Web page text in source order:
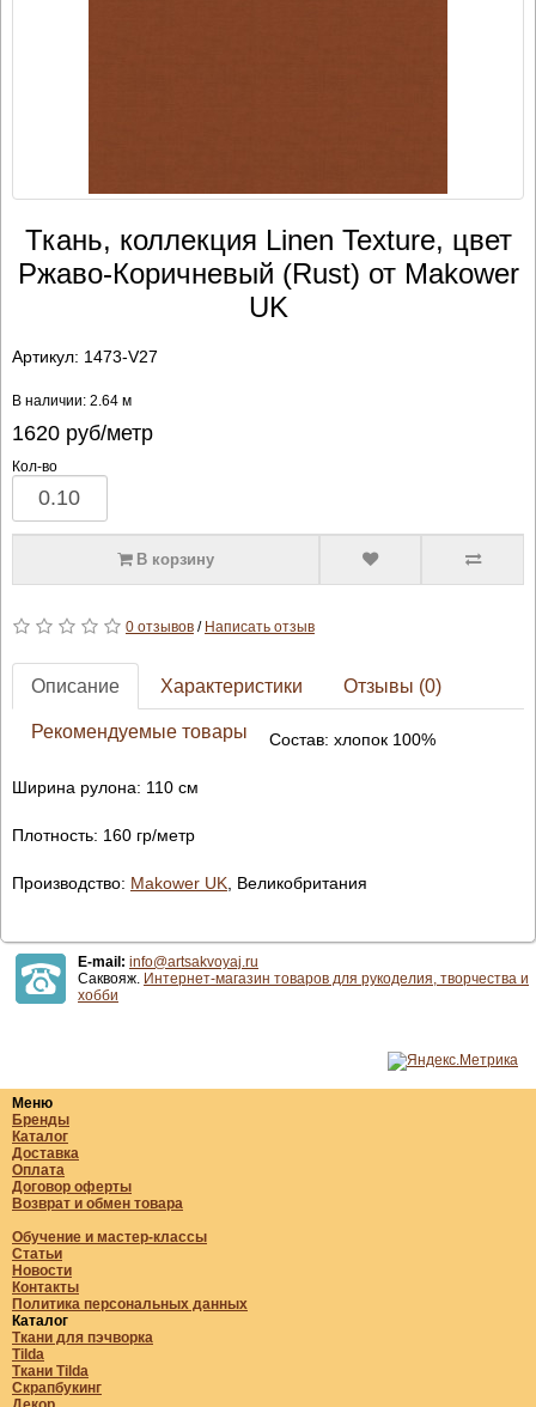
Ткань, коллекция Linen Texture, цвет
Ржаво-Коричневый (Rust) от Makower
UK
Артикул: 1473-V27
В наличии: 2.64 м
1620руб/метр
Кол-во
В корзину
0 отзывов/ Написать отзыв
Описание Характеристики Отзывы (0)
Рекомендуемые товары Состав: хлопок 100%
Ширина рулона: 110 см
Плотность: 160 гр/метр
Производство: Makower UK, Великобритания
E-mail: info@artsakvoyaj.ru
Саквояж. Интернет-магазин товаров для рукоделия, творчества и
хобби
Меню
Бренды
Каталог
Доставка
Оплата
Договор оферты
Возврат и обмен товара
Обучение и мастер-классы
Статьи
Новости
Контакты
Политика персональных данных
Каталог
Ткани для пэчворка
Tilda
Ткани Tilda
Скрапбукинг